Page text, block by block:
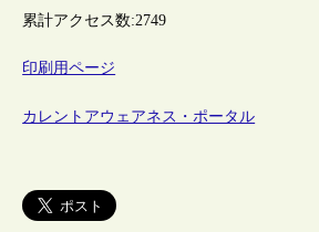
累計アクセス数:2749
印刷用ページ
カレントアウェアネス・ポータル